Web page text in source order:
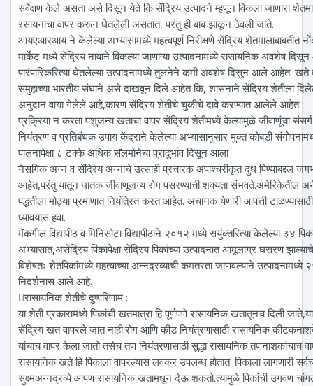
सर्वेक्षण केले असता असे दिसून येते कि सेंद्रिय उत्पादने म्हणून विकला जाणारा
रसायनांचा वापर करून घेतलेली असतात, परंतु ही बाब झाकून ठेवली जाते.
आयएआरआय ने केलेल्या अभ्यासामध्ये महत्वपूर्ण निरीक्षणे सेंद्रिय शेतमालाबाबतीत
मार्केट मध्ये सेंद्रिय नावाने विकल्या जाणाऱ्या उत्पादनामध्ये रासायनिक अवशेष
पारंपारिकरित्या घेतलेल्या उत्पादनामध्ये तुलनेने कमी अवशेष दिसून आले आहेत. खते व
समुहाच्या भारतीय संघाने असे दाखवून दिले आहेत कि, शासनाने सेंद्रिय शेतीला
अनुदान वाया गेलेले आहे,कारण सेंद्रिय शेतीचे चुकीचे दावे करण्यात आलेले आहेत.
प्रक्रिया न करता पशुजन्य खताचा वापर सेंद्रिय शेतीमध्ये केल्यामुळे जीवाणूंचा संसर्ग
नियंत्रण व प्रतिबंधक उपाय केंद्राने केलेल्या अभ्यासानुसार मुक्त कोबडी
पालनापेक्षा ८ टक्के अधिक सॅलमोनेचा प्रादुर्भाव दिसून आला
नैसगिक अन्न व सेंद्रिय अन्नाचे उत्साही प्रचारक अपाश्चरीकृत दुध पिण्याबद्दल
आहेत,परंतु यातून घातक जीवाणूजन्य रोग पसरण्याची शक्यता संभवते.अमेरिकेतील
पद्धतीला मोठ्या प्रमाणात नियंत्रित करत आहेत. अचानक येणारी आपत्ती
घ्यावयास हवा.
मॅकगील विद्यापीठ व मिनिसोटा विद्यापीठाने २०१२ मध्ये सयुंक्तरित्या केलेल्या ३४
अभ्यासात,असेंद्रिय पिंकापेक्षा सेंद्रिय पिकांच्या उत्पादनात आमूलाग्र घसरण
विशेषतः शेतपिकांमध्ये महत्वाच्या अन्नद्रव्याची कमतरता जाणवल्याने
निदर्शनास आले आहे.
रासायनिक शेतीचे दुष्परिणाम :
या शेती प्रकारामध्ये पिकांची खतमात्रा हि पूर्णपणे रासायनिक खतातूनच दिली
सेंद्रिय खत वापरले जात नाही.रोग आणि कीड नियंत्रणासाठी रासायनिक
यांचाच वापर केला जातो तसेच तण नियंत्रणासाठी सुद्धा रासायनिक तणनाशकांचाच
रासायनिक खते हि पिकाला वापरल्यास लवकर उपलब्ध होतात. पिकाला लागणारी
सुक्ष्मअन्नद्रव्ये आपण रासायनिक खतामधून देऊ शकतो.त्यामुळे पिकांची उगवण